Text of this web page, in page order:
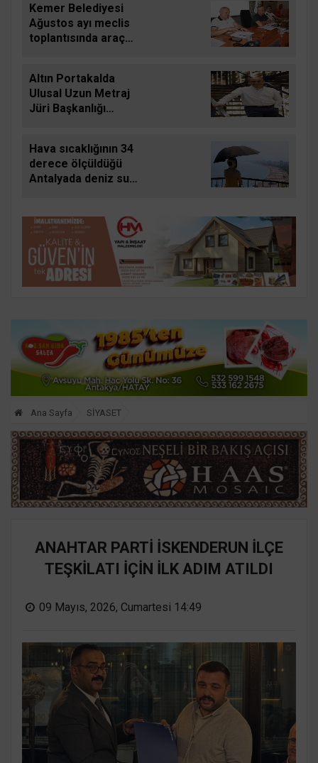
Kemer Belediyesi
Ağustos ayı meclis
toplantısında araç
yönelik kararlar
alındı
Altın Portakalda
Ulusal Uzun Metraj
Jüri Başkanlığı
Hava sıcaklığının 34
derece ölçüldüğü
Antalyada deniz suyu
Ana Sayfa SİYASET
ANAHTAR PARTİ İSKENDERUN İLÇE
TEŞKİLATI İÇİN İLK ADIM ATILDI
09 Mayıs, 2026, Cumartesi 14:49